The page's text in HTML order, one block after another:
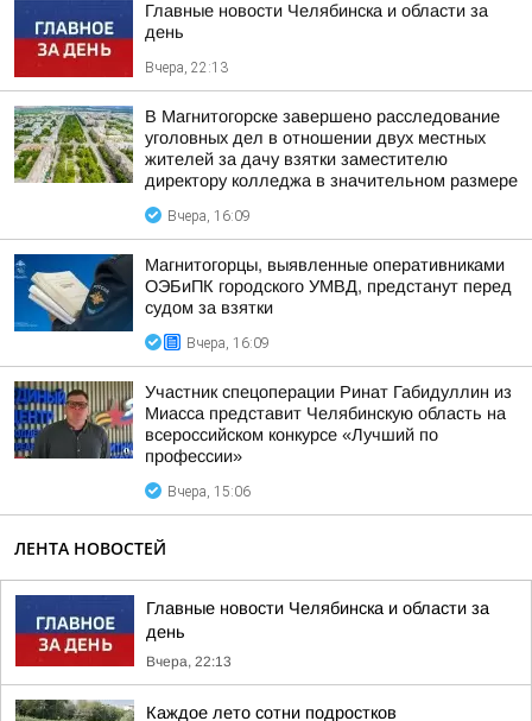
Главные новости Челябинска и области за
день
Вчера, 22:13
В Магнитогорске завершено расследование
уголовных дел в отношении двух местных
жителей за дачу взятки заместителю
директору колледжа в значительном размере
Вчера, 16:09
Магнитогорцы, выявленные оперативниками
ОЭБиПК городского УМВД, предстанут перед
судом за взятки
Вчера, 16:09
Участник спецоперации Ринат Габидуллин из
Миасса представит Челябинскую область на
всероссийском конкурсе «Лучший по
профессии»
Вчера, 15:06
ЛЕНТА НОВОСТЕЙ
Главные новости Челябинска и области за
день
Вчера, 22:13
Каждое лето сотни подростков